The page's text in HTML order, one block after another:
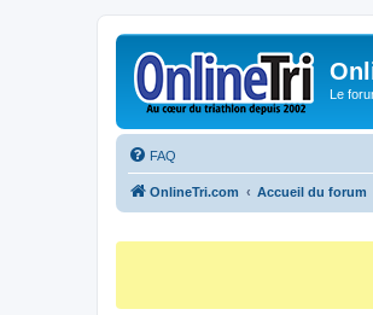
Le
FAQ
OnlineTri.com Accueil du forum